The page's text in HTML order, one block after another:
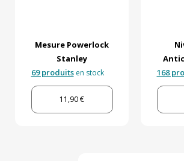
Mesure Powerlock
Stanley
69 produitsen stock
11,90 €
168